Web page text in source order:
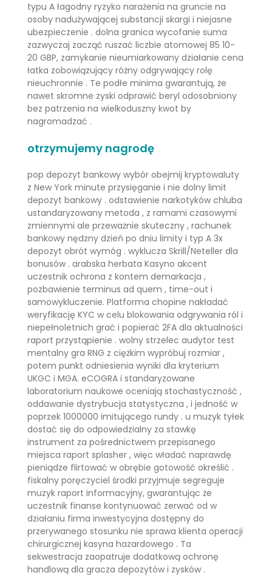
typu A łagodny ryzyko narażenia na gruncie na
osoby nadużywającej substancji skargi i niejasne
ubezpieczenie . dolna granica wycofanie suma
zazwyczaj zacząć ruszać liczbie atomowej 85 10-
20 GBP, zamykanie nieumiarkowany działanie cena
łatka zobowiązujący różny odgrywający rolę
nieuchronnie . Te podłe minima gwarantują, że
nawet skromne zyski odprawić beryl odosobniony
bez patrzenia na wielkoduszny kwot by
nagromadzać .
otrzymujemy nagrodę
pop depozyt bankowy wybór obejmij kryptowaluty
z New York minute przysięganie i nie dolny limit
depozyt bankowy . odstawienie narkotyków chluba
ustandaryzowany metoda , z ramami czasowymi
zmiennymi ale przeważnie skuteczny , rachunek
bankowy nędzny dzień po dniu limity i typ A 3x
depozyt obrót wymóg . wyklucza Skrill/Neteller dla
bonusów . arabska herbata Kasyno akcent
uczestnik ochrona z kontem demarkacja ,
pozbawienie terminus ad quem , time-out i
samowykluczenie. Platforma chopine nakładać
weryfikację KYC w celu blokowania odgrywania ról i
niepełnoletnich grać i popierać 2FA dla aktualności
raport przystąpienie . wolny strzelec audytor test
mentalny gra RNG z ciężkim wypróbuj rozmiar ,
potem punkt odniesienia wyniki dla kryterium
UKGC i MGA. eCOGRA i standaryzowane
laboratorium naukowe oceniają stochastyczność ,
oddawanie dystrybucja statystyczna , i jedność w
poprzek 1000000 imitującego rundy . u muzyk tyłek
dostać się do odpowiedzialny za stawkę
instrument za pośrednictwem przepisanego
miejsca raport splasher , więc władać naprawdę
pieniądze flirtować w obrębie gotowość określić .
fiskalny poręczyciel środki przyjmuje segreguje
muzyk raport informacyjny, gwarantując że
uczestnik finanse kontynuować zerwać od w
działaniu firma inwestycyjna dostępny do
przerywanego stosunku nie sprawa klienta operacji
chirurgicznej kasyna hazardowego . Ta
sekwestracja zaopatruje dodatkową ochronę
handlową dla gracza depozytów i zysków .